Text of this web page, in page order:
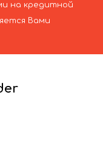
на кредитной
Вами